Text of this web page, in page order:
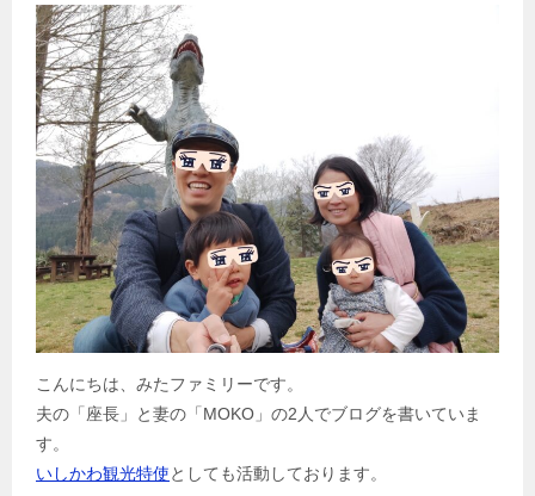
こんにちは、みたファミリーです。
夫の「座長」と妻の「MOKO」の2人でブログを書いていま
す。
いしかわ観光特使としても活動しております。